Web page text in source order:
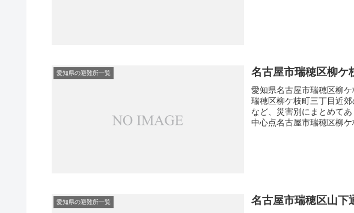
愛知県の避難所一覧 名古屋市瑞穂区柳ケ
愛知県名古屋市瑞穂区柳
瑞穂区柳ケ枝町三丁目近
など、災害別にまとめて
中心点名古屋市瑞穂区柳
愛知県の避難所一覧 名古屋市瑞穂区山下